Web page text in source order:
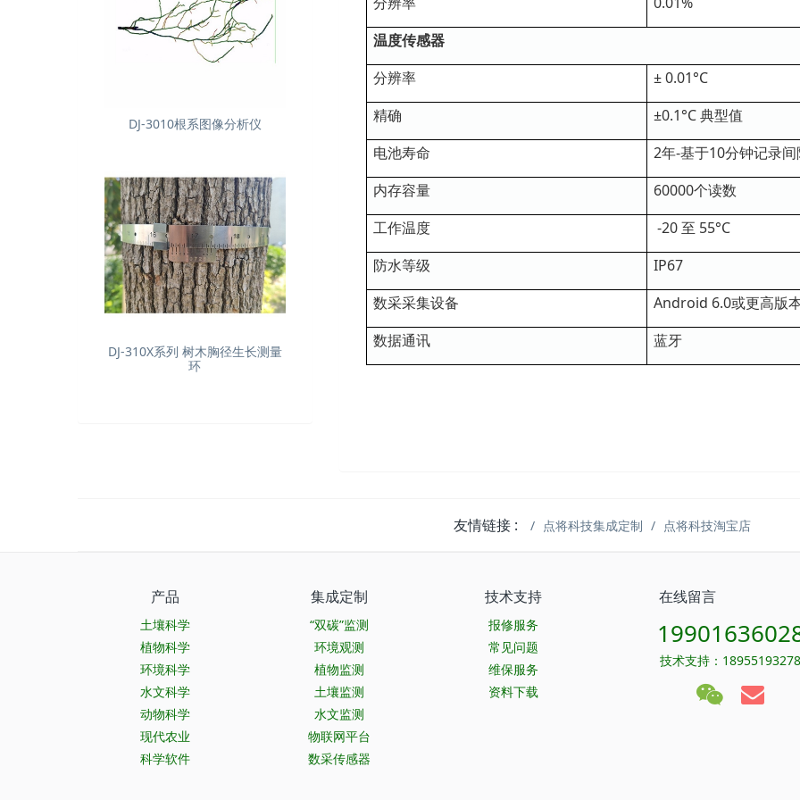
温度传感器
分辨率
± 0.01°C
精确
±0.1°C 典型值
电池寿命
2年-基于10分钟记录间
内存容量
60000个读数
工作温度
-20 至 55°C
防水等级
IP67
数采采集设备
Android 6.0或更高版
数据通讯
蓝牙
DJ-3010根系图像分析仪
DJ-310X系列 树木胸径生长测量
环
友情链接 : 点将科技集成定制 点将科技淘宝店
产品
土壤科学
植物科学
环境科学
水文科学
动物科学
现代农业
科学软件
集成定制
“双碳”监测
环境观测
植物监测
土壤监测
水文监测
物联网平台
数采传感器
技术支持
报修服务
常见问题
维保服务
资料下载
在线留言
技术支持：